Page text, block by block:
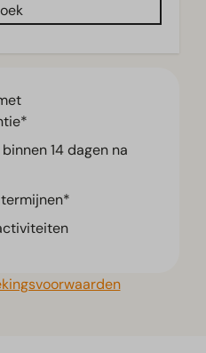
14 dagen na